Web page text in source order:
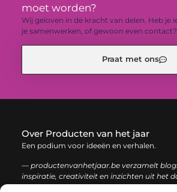
moet worden?
Wij geloven in de kracht van delen. Heb je
je samenwerken, of gewoon even
Praat met ons
Over Producten van het jaar
Een podium voor ideeën en verhalen.
— productenvanhetjaar.be verzamelt
inspiratie, creativiteit en inzichten uit het
je verrassen door uiteenlopende content.